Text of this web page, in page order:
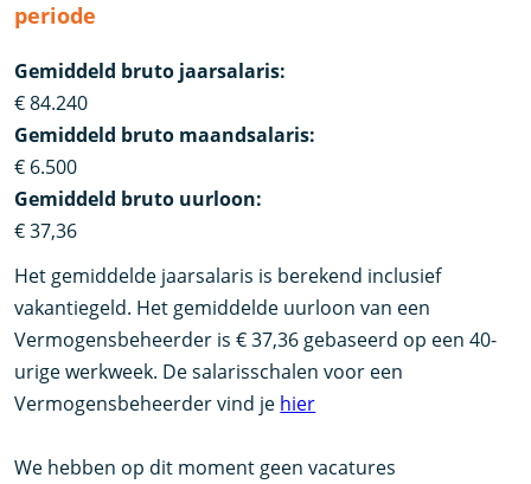
periode
Gemiddeld bruto jaarsalaris:
€ 84.240
Gemiddeld bruto maandsalaris:
€ 6.500
Gemiddeld bruto uurloon:
€ 37,36
Het gemiddelde jaarsalaris is berekend inclusief
vakantiegeld. Het gemiddelde uurloon van een
Vermogensbeheerder is € 37,36 gebaseerd op een 40-
urige werkweek. De salarisschalen voor een
Vermogensbeheerder vind je hier
We hebben op dit moment geen vacatures